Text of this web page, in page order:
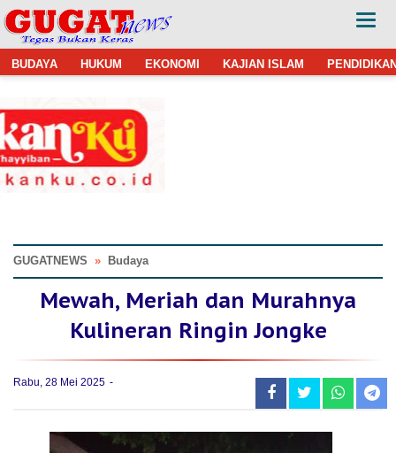
BUDAYA HUKUM EKONOMI KAJIAN ISLAM
GUGATNEWS » Budaya
Mewah, Meriah dan Murahnya
Kulineran Ringin Jongke
Rabu, 28 Mei 2025